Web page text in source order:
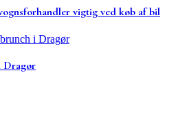
vigtig ved køb af bil
Dragør